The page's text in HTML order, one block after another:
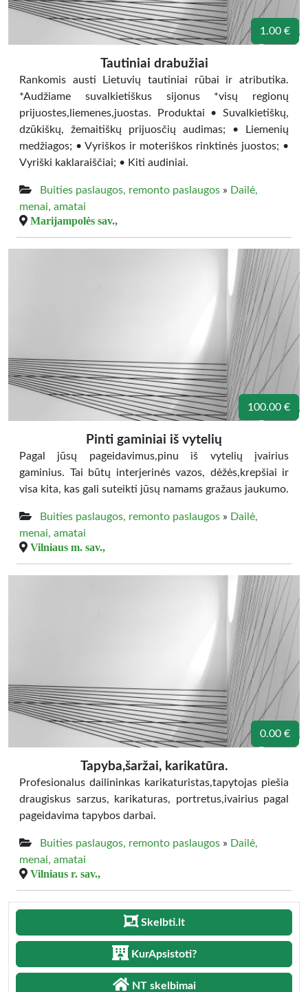
1.00 €
Tautiniai drabužiai
Rankomis austi Lietuvių tautiniai rūbai ir atributika.
*Audžiame suvalkietiškus sijonus *visų regionų
prijuostes,liemenes,juostas. Produktai • Suvalkietiškų,
dzūkiškų, žemaitiškų prijuosčių audimas; • Liemenių
medžiagos; • Vyriškos ir moteriškos rinktinės juostos; •
Vyriški kaklaraiščiai; • Kiti audiniai.
Buities paslaugos, remonto paslaugos » Dailė,
menai, amatai
Marijampolės sav.,
100.00 €
Pinti gaminiai iš vytelių
Pagal jūsų pageidavimus,pinu iš vytelių įvairius
gaminius. Tai būtų interjerinės vazos, dėžės,krepšiai ir
visa kita, kas gali suteikti jūsų namams gražaus jaukumo.
Buities paslaugos, remonto paslaugos » Dailė,
menai, amatai
Vilniaus m. sav.,
0.00 €
Tapyba,šaržai, karikatūra.
Profesionalus dailininkas karikaturistas,tapytojas piešia
draugiskus sarzus, karikaturas, portretus,ivairius pagal
pageidavima tapybos darbai.
Buities paslaugos, remonto paslaugos » Dailė,
menai, amatai
Vilniaus r. sav.,
Skelbti.lt
KurApsistoti?
NT skelbimai